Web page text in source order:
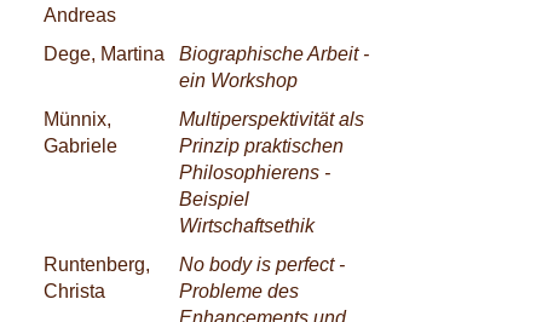
Andreas
Dege, Martina
Biographische Arbeit -
ein Workshop
Münnix,
Gabriele
Multiperspektivität als
Prinzip praktischen
Philosophierens -
Beispiel
Wirtschaftsethik
Runtenberg,
Christa
No body is perfect -
Probleme des
Enhancements und